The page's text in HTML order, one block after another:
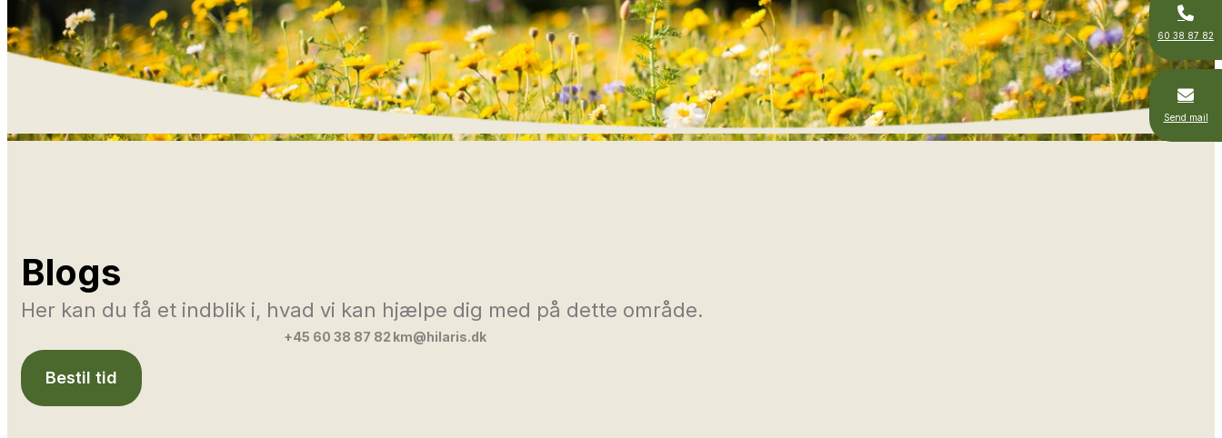
Blogs
Her kan du få et indblik i, hvad vi kan hjælpe dig med på dette område.
+45 60 38 87 82 km@hilaris.dk
Bestil tid
60 38 87 82
Send mail